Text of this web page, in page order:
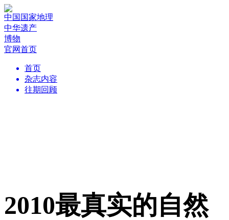
中国国家地理
中华遗产
博物
官网首页
首页
杂志内容
往期回顾
2010最真实的自然